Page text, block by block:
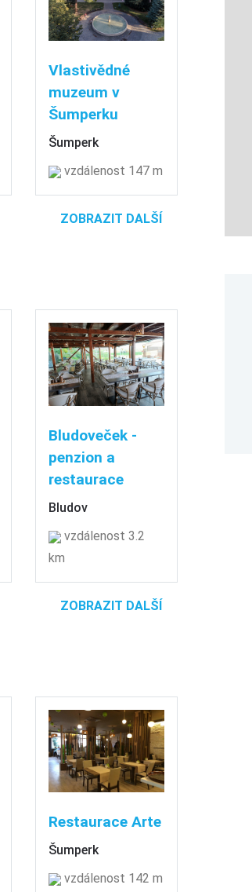
Vlastivědné
muzeum v
Šumperku
Šumperk
vzdálenost 147 m
ZOBRAZIT DALŠÍ
Bludoveček -
penzion a
restaurace
Bludov
vzdálenost 3.2
km
ZOBRAZIT DALŠÍ
Restaurace Arte
Šumperk
vzdálenost 142 m